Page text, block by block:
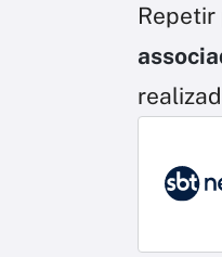
Repetir